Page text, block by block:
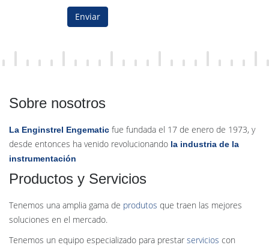
Enviar
Sobre nosotros
La Enginstrel Engematic fue fundada el 17 de enero de 1973, y
desde entonces ha venido revolucionando la industria de la
instrumentación
Productos y Servicios
Tenemos una amplia gama de produtos que traen las mejores
soluciones en el mercado.
Tenemos un equipo especializado para prestar servicios con